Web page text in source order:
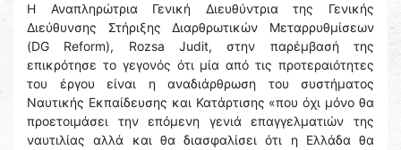
Η Αναπληρώτρια Γενική Διευθύντρια της Γενικής
Διεύθυνσης Στήριξης Διαρθρωτικών Μεταρρυθμίσεων
(DG Reform), Rozsa Judit, στην παρέμβασή της
επικρότησε το γεγονός ότι μία από τις προτεραιότητες
του έργου είναι η αναδιάρθρωση του συστήματος
Ναυτικής Εκπαίδευσης και Κατάρτισης «που όχι μόνο θα
προετοιμάσει την επόμενη γενιά επαγγελματιών της
ναυτιλίας αλλά και θα διασφαλίσει ότι η Ελλάδα θα